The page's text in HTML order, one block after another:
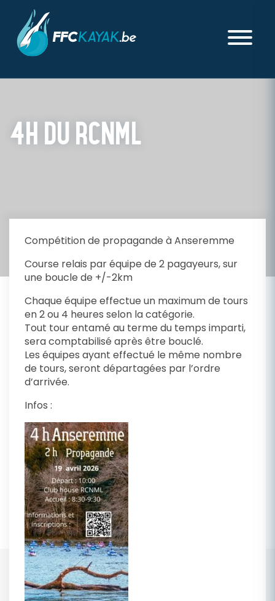
4H DU RCNML
Compétition de propagande à Anseremme
Course relais par équipe de 2 pagayeurs, sur
une boucle de +/-2km
Chaque équipe effectue un maximum de tours
en 2 ou 4 heures selon la catégorie.
Tout tour entamé au terme du temps imparti,
sera comptabilisé après être bouclé.
Les équipes ayant effectué le même nombre
de tours, seront départagées par l’ordre
d’arrivée.
Infos :